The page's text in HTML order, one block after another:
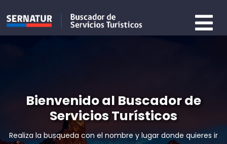
Bienvenido al Buscador de
Servicios Turísticos
Realiza la busqueda con el nombre y lugar donde quieres ir